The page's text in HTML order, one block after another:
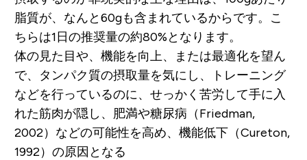
脂質が、なんと60gも含まれているからです。こ
ちらは1日の推奨量の約80%となります。
体の見た目や、機能を向上、または最適化を望ん
で、タンパク質の摂取量を気にし、トレーニング
などを行っているのに、せっかく苦労して手に入
れた筋肉が隠し、肥満や糖尿病（Friedman,
2002）などの可能性を高め、機能低下（Cureton,
1992）の原因となる